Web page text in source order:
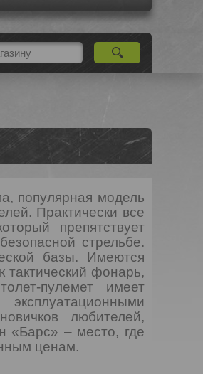
популярная модель
Практически все
препятствует
стрельбе.
базы. Имеются
тактический фонарь,
пулемет имеет
любителей,
«Барс» – место, где
ценам.